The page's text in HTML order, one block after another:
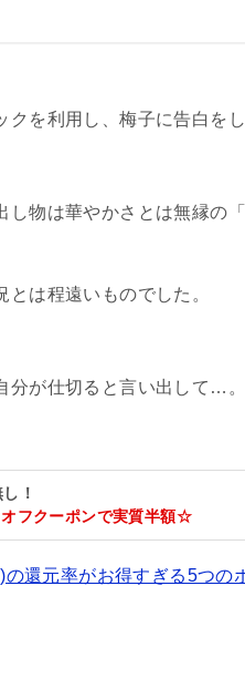
を利用し、梅子に告白を
し物は華やかさとは無縁の
は程遠いものでした。
分が仕切ると言い出して…。
！
フクーポンで実質半額☆
還元率がお得すぎる5つの